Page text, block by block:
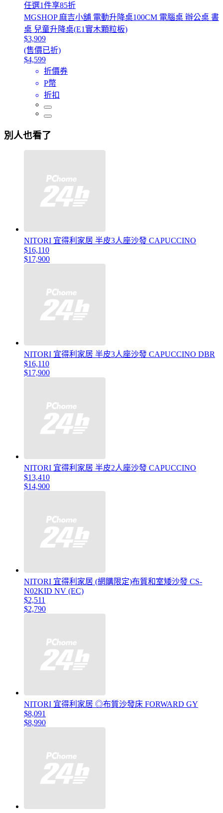
任選1件享85折
MGSHOP 麻吉小舖 電動升降桌100CM 電腦桌 辦公桌 書
桌 兒童升降桌(E1實木顆粒板)
$3,909
(售價已折)
$4,599
折價券
P幣
折扣
別人也看了
NITORI 宜得利家居 半皮3人座沙發 CAPUCCINO
$16,110
$17,900
NITORI 宜得利家居 半皮3人座沙發 CAPUCCINO DBR
$16,110
$17,900
NITORI 宜得利家居 半皮2人座沙發 CAPUCCINO
$13,410
$14,900
NITORI 宜得利家居 (網購限定)布質和室矮沙發 CS-
N02KID NV (EC)
$2,511
$2,790
NITORI 宜得利家居 ◎布質沙發床 FORWARD GY
$8,091
$8,990